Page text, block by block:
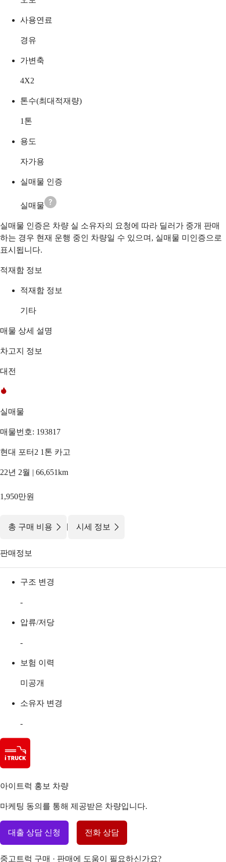
사용연료
경유
가변축
4X2
톤수(최대적재량)
1 톤
용도
자가용
실매물 인증
실매물
실매물 인증은 차량 실 소유자의 요청에 따라 딜러가 중개 판매
하는 경우 현재 운행 중인 차량일 수 있으며, 실매물 미인증으로
표시됩니다.
적재함 정보
적재함 정보
기타
매물 상세 설명
차고지 정보
대전
실매물
매물번호: 193817
현대 포터2 1톤 카고
22년 2월 | 66,651km
1,950만원
총 구매 비용 | 시세 정보
판매정보
구조 변경
-
압류/저당
-
보험 이력
미공개
소유자 변경
-
아이트럭 홍보 차량
마케팅 동의를 통해 제공받은 차량입니다.
대출 상담 신청 전화 상담
중고트럭 구매 · 판매에 도움이 필요하신가요?